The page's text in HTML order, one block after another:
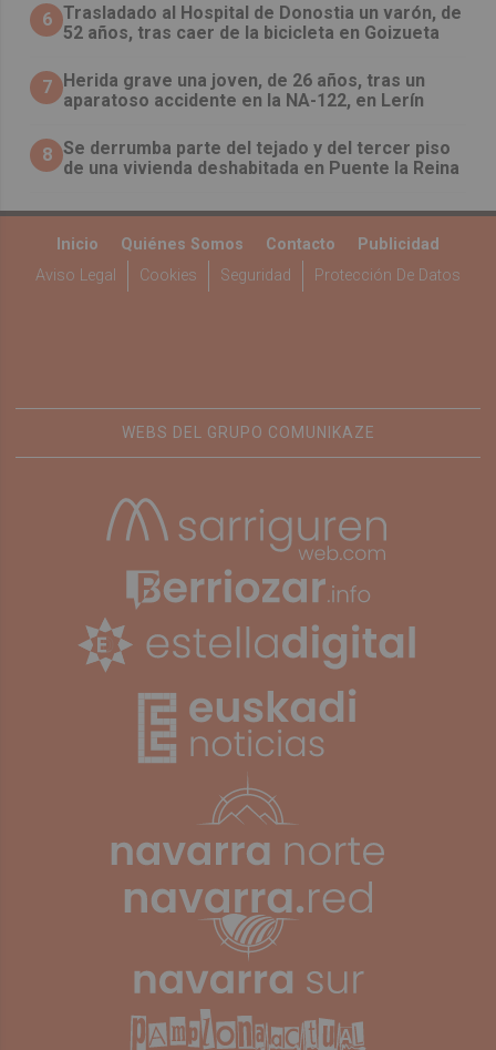
6 Trasladado al Hospital de Donostia un varón, de
52 años, tras caer de la bicicleta en Goizueta
7 Herida grave una joven, de 26 años, tras un
aparatoso accidente en la NA-122, en Lerín
8 Se derrumba parte del tejado y del tercer piso
de una vivienda deshabitada en Puente la Reina
Inicio Quiénes Somos Contacto
Publicidad
Aviso Legal
Cookies Seguridad Protección De Datos
WEBS DEL GRUPO COMUNIKAZE